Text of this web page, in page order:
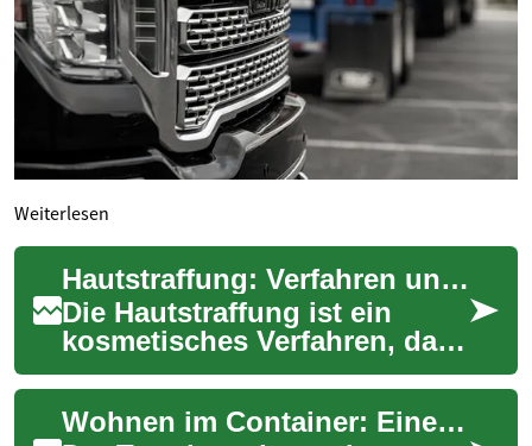
Weiterlesen
Hautstraffung: Verfahren und Wirkungsweisen für straffere Haut
Die Hautstraffung ist ein
kosmetisches Verfahren, das
darauf abzielt, die Elastizität
und Festigkeit der Haut zu
verb...
Wohnen im Container: Eine innovative Lösung für modernes Leben